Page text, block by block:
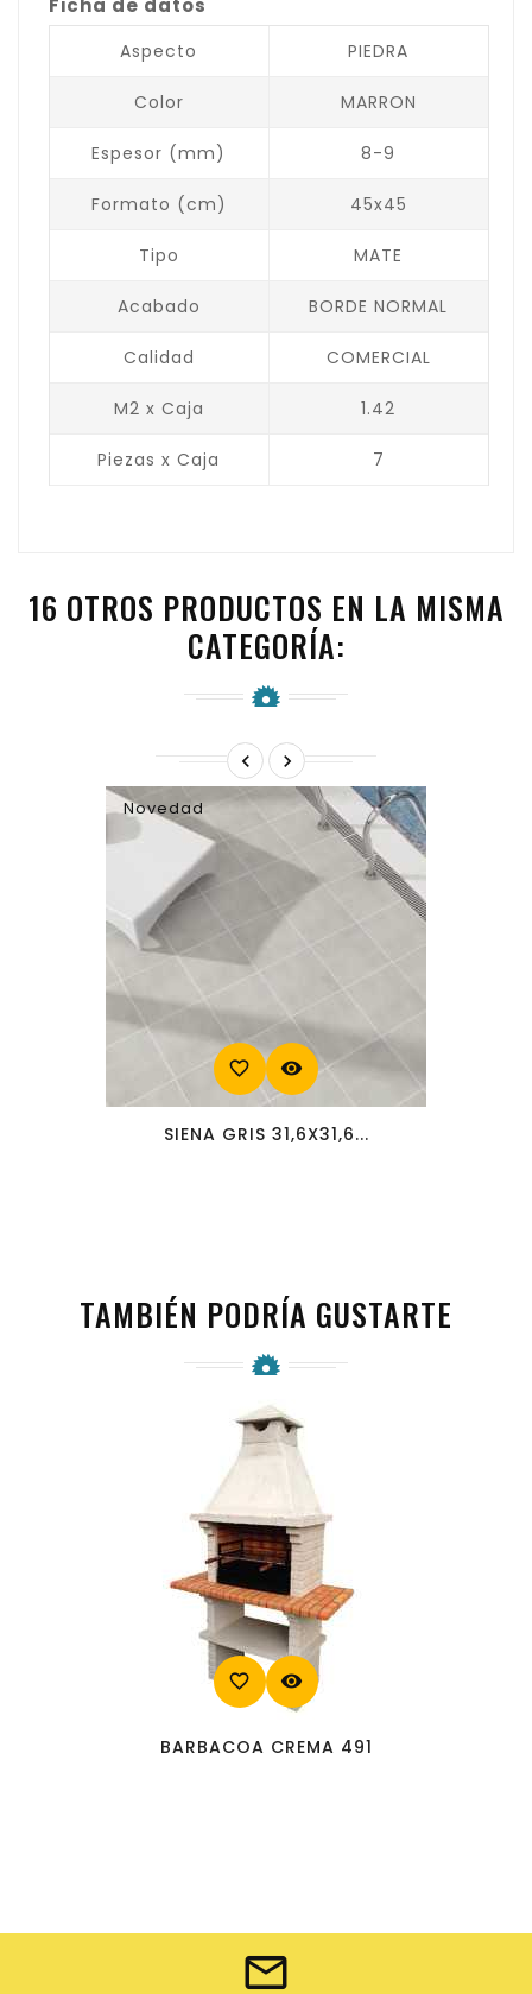
Ficha de datos
Aspecto PIEDRA
Color MARRON
Espesor (mm) 8-9
Formato (cm) 45x45
Tipo MATE
Acabado BORDE NORMAL
Calidad COMERCIAL
M2 x Caja 1.42
Piezas x Caja 7
16 OTROS PRODUCTOS EN LA MISMA
CATEGORÍA:
 
Novedad
favorite_border visibility
SIENA GRIS 31,6X31,6...
TAMBIÉN PODRÍA GUSTARTE
favorite_border visibility
BARBACOA CREMA 491